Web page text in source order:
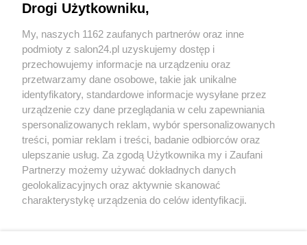
Sport
Społeczeństwo
Kultura
X Facebook Instagram Youtube
Drogi Użytkowniku,
My, naszych 1162 zaufanych partnerów oraz inne
podmioty z salon24.pl uzyskujemy dostęp i
przechowujemy informacje na urządzeniu oraz
przetwarzamy dane osobowe, takie jak unikalne
identyfikatory, standardowe informacje wysyłane przez
urządzenie czy dane przeglądania w celu zapewniania
spersonalizowanych reklam, wybór spersonalizowanych
treści, pomiar reklam i treści, badanie odbiorców oraz
ulepszanie usług. Za zgodą Użytkownika my i Zaufani
Partnerzy możemy używać dokładnych danych
geolokalizacyjnych oraz aktywnie skanować
charakterystykę urządzenia do celów identyfikacji.